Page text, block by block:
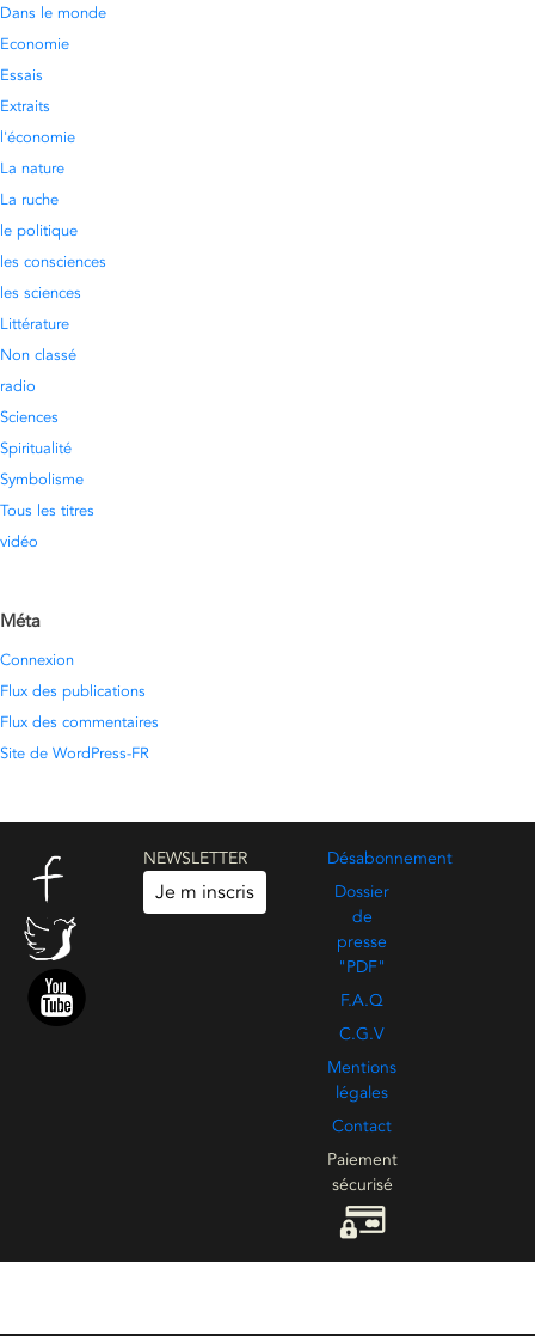
Dans le monde
Economie
Essais
Extraits
l'économie
La nature
La ruche
le politique
les consciences
les sciences
Littérature
Non classé
radio
Sciences
Spiritualité
Symbolisme
Tous les titres
vidéo
Méta
Connexion
Flux des publications
Flux des commentaires
Site de WordPress-FR
NEWSLETTER
Je m inscris
Désabonnement
Dossier
de
presse
"PDF"
F.A.Q
C.G.V
Mentions
légales
Contact
Paiement
sécurisé